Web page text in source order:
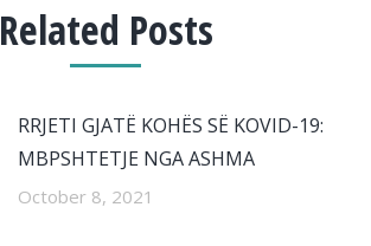
Related Posts
RRJETI GJATË KOHËS SË KOVID-19:
MBPSHTETJE NGA ASHMA
October 8, 2021